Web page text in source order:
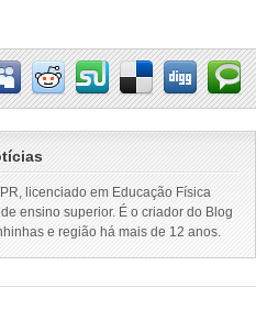
licenciado em Educação Física
ensino superior. É o criador do Blog
e região há mais de 12 anos.